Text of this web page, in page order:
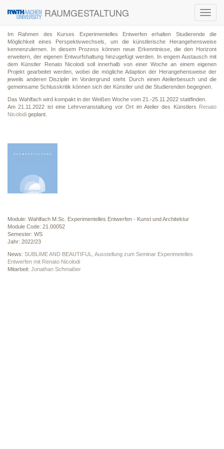
RAUMGESTALTUNG
Im Rahmen des Kurses Experimentelles Entwerfen erhalten Studierende die
Möglichkeit eines Perspektivwechsels, um die künstlerische Herangehensweise
kennenzulernen. In diesem Prozess können neue Erkenntnisse, die den Horizont
erweitern, der eigenen Entwurfshaltung hinzugefügt werden. In engem Austausch mit
dem Künstler Renato Nicolodi soll innerhalb von einer Woche an einem eigenen
Projekt gearbeitet werden, wobei die mögliche Adaption der Herangehensweise der
jeweils anderen Disziplin im Vordergrund steht. Durch einen Atelierbesuch und die
gemeinsame Schlusskritik können sich der Künstler und die Studierenden begegnen.
Das Wahlfach wird kompakt in der Weißen Woche vom 21.-25.11.2022 stattfinden.
Am 21.11.2022 ist eine Lehrveranstaltung vor Ort im Atelier des Künstlers Renato
Nicolodi geplant.
Module: Wahlfach M.Sc. Experimentelles Entwerfen - Kunst und Architektur
Module Code: 21.00052
Semester: WS
Jahr: 2022/23
News: SUBLIME AND BEAUTIFUL, Ausstellung zum Seminar Experimetelles
Entwerfen mit Renato Nicolodi
Mitarbeit: Jonathan Schmalöer